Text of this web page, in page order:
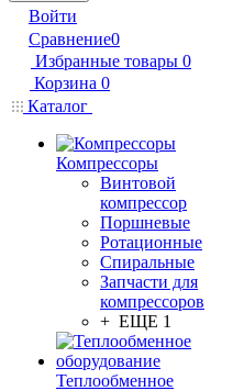
Войти
Сравнение0
Избранные товары 0
Корзина 0
Каталог
Компрессоры
Винтовой
компрессор
Поршневые
Ротационные
Спиральные
Запчасти для
компрессоров
+ ЕЩЕ 1
Теплообменное